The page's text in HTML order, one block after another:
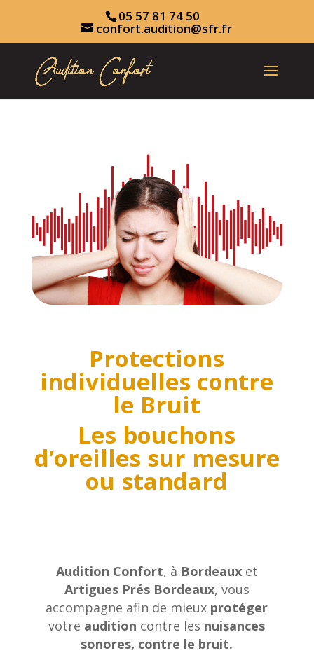
05 57 81 74 50
confort.audition@sfr.fr
Protections
individuelles contre
le Bruit
Les bouchons
d’oreilles sur mesure
ou standard
Audition Confort, à Bordeauxet
Artigues Prés Bordeaux, vous
accompagne afin de mieux protéger
votre audition contre les nuisances
sonores, contre le bruit.